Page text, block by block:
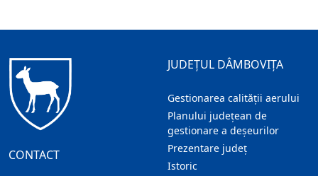
CONTACT
JUDEȚUL DÂMBOVIȚA
Gestionarea calității aerului
Planului județean de
gestionare a deșeurilor
Prezentare judeţ
Istoric